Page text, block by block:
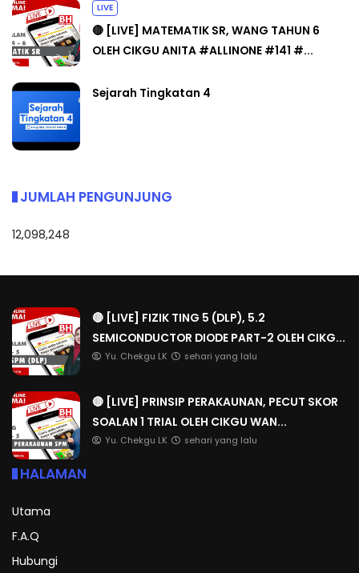
LIVE
🔴 [LIVE] MATEMATIK SR, WANG TAHUN 6
OLEH CIKGU ANITA #ALLINONE #141 #...
Sejarah Tingkatan 4
JUMLAH PENGUNJUNG
12,098,248
🔴 [LIVE] FIZIK TING 5 (DLP), 5.2
SEMICONDUCTOR DIODE PART-2 OLEH CIKG...
Yu. Chekgu LK sehari yang lalu
🔴 [LIVE] PRINSIP PERAKAUNAN, PECUT SKOR
SOALAN 1 TRIAL OLEH CIKGU WAN...
Yu. Chekgu LK sehari yang lalu
HALAMAN
Utama
F.A.Q
Hubungi